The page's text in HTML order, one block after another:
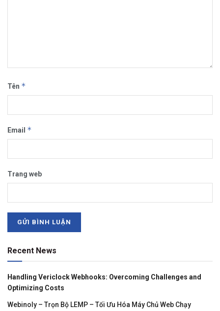
Tên *
Email *
Trang web
Recent News
Handling Vericlock Webhooks: Overcoming Challenges and
Optimizing Costs
Webinoly – Trọn Bộ LEMP – Tối Ưu Hóa Máy Chủ Web Chạy